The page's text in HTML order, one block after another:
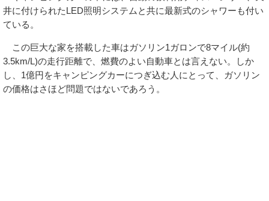
井に付けられたLED照明システムと共に最新式のシャワーも付い
ている。
この巨大な家を搭載した車はガソリン1ガロンで8マイル(約
3.5km/L)の走行距離で、燃費のよい自動車とは言えない。しか
し、1億円をキャンピングカーにつぎ込む人にとって、ガソリン
の価格はさほど問題ではないであろう。